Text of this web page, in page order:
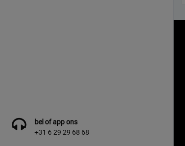
bel of app ons
+31 6 29 29 68 68